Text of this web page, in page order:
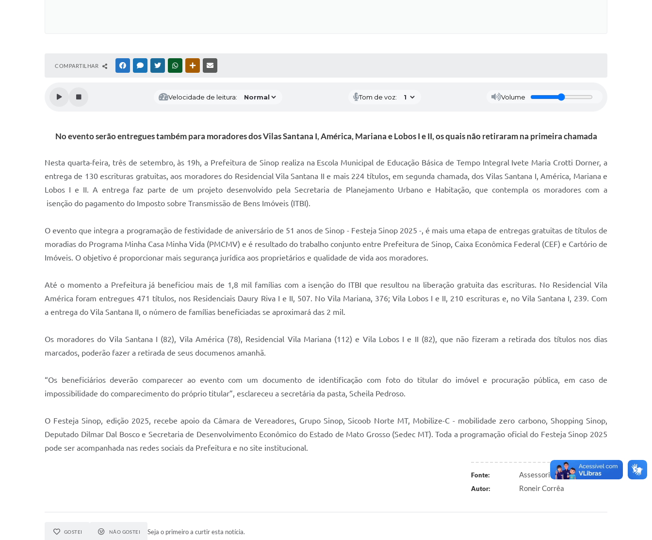
COMPARTILHAR FACEBOOKMESSENGER
TWITTERWHATSAPPOUTRAS MÍDIAS
Velocidade de leitura: Tom de voz: Volume
No evento serão entregues também para moradores dos Vilas Santana I, América, Mariana e Lobos I e II, os quais não retiraram na primeira chamada
Nesta quarta-feira, três de setembro, às 19h, a Prefeitura de Sinop realiza na Escola Municipal de Educação Básica de Tempo Integral Ivete Maria Crotti Dorner, a
entrega de 130 escrituras gratuitas, aos moradores do Residencial Vila Santana II e mais 224 títulos, em segunda chamada, dos Vilas Santana I, América, Mariana e
Lobos I e II. A entrega faz parte de um projeto desenvolvido pela Secretaria de Planejamento Urbano e Habitação, que contempla os moradores com a
isenção do pagamento do Imposto sobre Transmissão de Bens Imóveis (ITBI).
O evento que integra a programação de festividade de aniversário de 51 anos de Sinop - Festeja Sinop 2025 -, é mais uma etapa de entregas gratuitas de títulos de
moradias do Programa Minha Casa Minha Vida (PMCMV) e é resultado do trabalho conjunto entre Prefeitura de Sinop, Caixa Econômica Federal (CEF) e Cartório de
Imóveis. O objetivo é proporcionar mais segurança jurídica aos proprietários e qualidade de vida aos moradores.
Até o momento a Prefeitura já beneficiou mais de 1,8 mil famílias com a isenção do ITBI que resultou na liberação gratuita das escrituras. No Residencial Vila
América foram entregues 471 títulos, nos Residenciais Daury Riva I e II, 507. No Vila Mariana, 376; Vila Lobos I e II, 210 escrituras e, no Vila Santana I, 239. Com
a entrega do Vila Santana II, o número de famílias beneficiadas se aproximará das 2 mil.
Os moradores do Vila Santana I (82), Vila América (78), Residencial Vila Mariana (112) e Vila Lobos I e II (82), que não fizeram a retirada dos títulos nos dias
marcados, poderão fazer a retirada de seus documenos amanhã.
“Os beneficiários deverão comparecer ao evento com um documento de identificação com foto do titular do imóvel e procuração pública, em caso de
impossibilidade do comparecimento do próprio titular”, esclareceu a secretária da pasta, Scheila Pedroso.
O Festeja Sinop, edição 2025, recebe apoio da Câmara de Vereadores, Grupo Sinop, Sicoob Norte MT, Mobilize-C - mobilidade zero carbono, Shopping Sinop,
Deputado Dilmar Dal Bosco e Secretaria de Desenvolvimento Econômico do Estado de Mato Grosso (Sedec MT). Toda a programação oficial do Festeja Sinop 2025
pode ser acompanhada nas redes sociais da Prefeitura e no site institucional.
Fonte: Assessoria de Comunicação
Autor: Roneir Corrêa
GOSTEI NÃO GOSTEI Seja o primeiro a curtir esta notícia.